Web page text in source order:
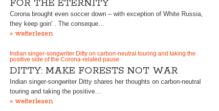
FOR THE ETERNITY
Corona brought even soccer down – with exception of White Russia,
they keep goin' . The conseque…
» weiterlesen
Indian singer-songwriter Ditty on carbon-neutral touring and taking the
positive side of the Corona-related pause
DITTY: MAKE FORESTS NOT WAR
Indian singer-songwriter Ditty shares her thoughts on carbon-neutral
touring and taking the positive…
» weiterlesen